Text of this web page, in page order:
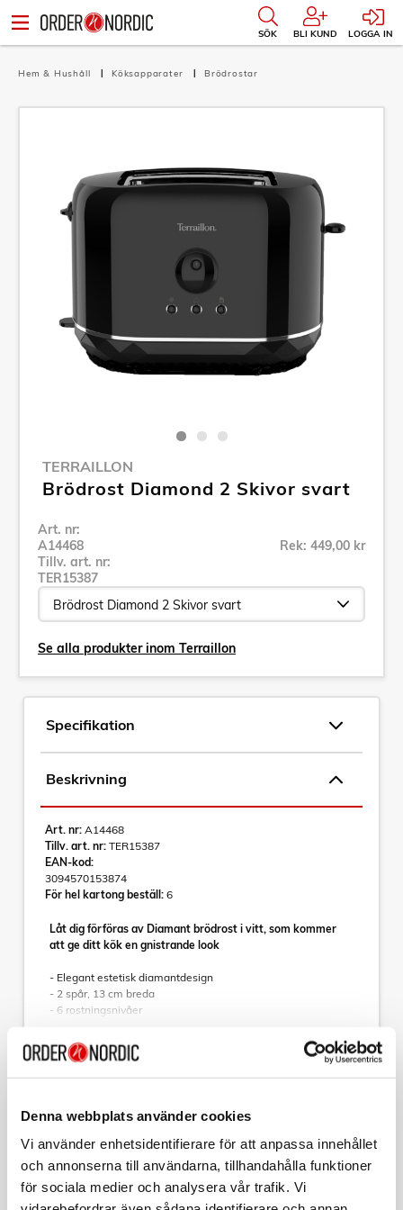
Denna webbplats använder cookies
Vi använder enhetsidentifierare för att anpassa innehållet
och annonserna till användarna, tillhandahålla funktioner
för sociala medier och analysera vår trafik. Vi
SÖK BLI KUND LOGGA IN
Hem & Hushåll Köksapparater Brödrostar
TERRAILLON
Brödrost Diamond 2 Skivor svart
Art. nr:
A14468
Tillv. art. nr:
TER15387
Rek: 449,00 kr
Se alla produkter inom Terraillon
Specifikation
Beskrivning
Art. nr: A14468
Tillv. art. nr: TER15387
EAN-kod:
3094570153874
För hel kartong beställ: 6
Låt dig förföras av Diamant brödrost i vitt, som kommer
att ge ditt kök en gnistrande look
- Elegant estetisk diamantdesign
- 2 spår, 13 cm breda
- 6 rostningsnivåer
- Funktioner för avfrostning/uppvärmning/avbrytning
- Smulbricka
bakverksvärmarstativet som låter dig njuta av smaken av
nybakade bakverk!
En design speciellt skapad för dig
Med sin unika design och vita färg smälter Diamant-
brödrosten lätt in i många interiörer, oavsett om de är
Läs mer
Kollektion
TERRAILLON
Vattenkokare Diamond 1,5L 2200W vit